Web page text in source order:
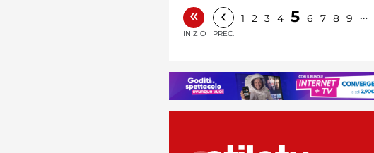
«
INIZIO
‹
PREC.
1 2 3 4 5 6 7 8 9 …